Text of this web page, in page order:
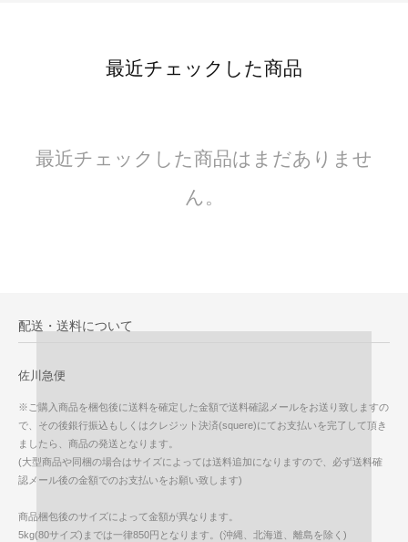
最近チェックした商品
最近チェックした商品はまだありませ
ん。
配送・送料について
佐川急便
※ご購入商品を梱包後に送料を確定した金額で送料確認メールをお送り致しますの
で、その後銀行振込もしくはクレジット決済(squere)にてお支払いを完了して頂き
ましたら、商品の発送となります。
(大型商品や同梱の場合はサイズによっては送料追加になりますので、必ず送料確
認メール後の金額でのお支払いをお願い致します)
商品梱包後のサイズによって金額が異なります。
5kg(80サイズ)までは一律850円となります。(沖縄、北海道、離島を除く)